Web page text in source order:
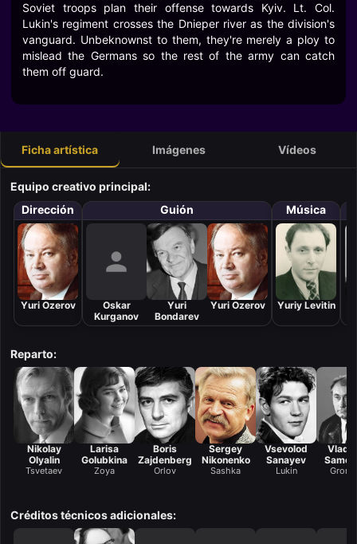
Soviet troops plan their offense towards Kyiv. Lt. Col.
Lukin's regiment crosses the Dnieper river as the division's
vanguard. Unbeknownst to them, they're merely a ploy to
mislead the Germans so the rest of the army can catch
them off guard.
Ficha artística Imágenes Vídeos
Equipo creativo principal:
Dirección
Yuri Ozerov
Guión
Oskar
Kurganov
Yuri
Bondarev
Yuri Ozerov
Música
Yuriy Levitin
Reparto:
Nikolay
Olyalin
Tsvetaev
Larisa
Golubkina
Zoya
Boris
Zajdenberg
Orlov
Sergey
Nikonenko
Sashka
Vsevolod
Sanayev
Lukin
Créditos técnicos adicionales: